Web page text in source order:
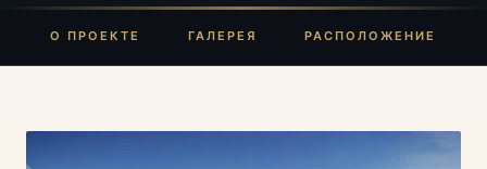
О ПРОЕКТЕ ГАЛЕРЕЯ РАСПОЛОЖЕНИЕ